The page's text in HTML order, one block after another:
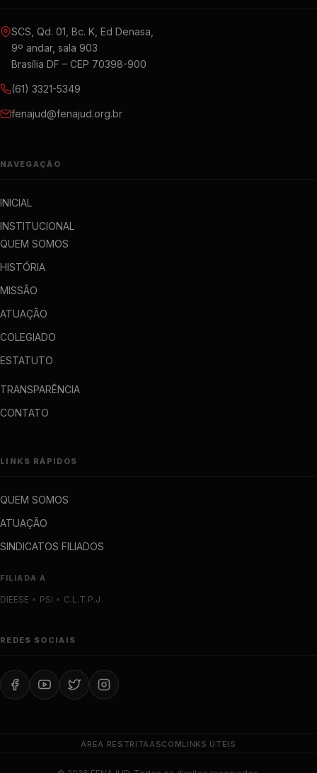
SCS, Qd. 01, Bc. K, Ed Denasa,
9º andar, sala 903
Brasília DF – CEP 70398-900
(61) 3321-5349
fenajud@fenajud.org.br
NAVEGAÇÃO
INICIAL
INSTITUCIONAL
QUEM SOMOS
HISTÓRIA
MISSÃO
ATUAÇÃO
COLEGIADO
ESTATUTO
TRANSPARÊNCIA
CONTATO
LINKS RÁPIDOS
QUEM SOMOS
ATUAÇÃO
SINDICATOS FILIADOS
FILIADA À
DIEESE • PSI • C.L.T.P.J
REDES SOCIAIS
ÁREA RESTRITAASCOMLINKS ÚTEIS